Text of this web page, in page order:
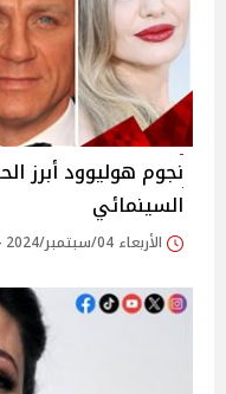
نجوم هوليوود أبرز
السينمائي
الأربعاء 04/سبتمبر/2024 - 04:53 م